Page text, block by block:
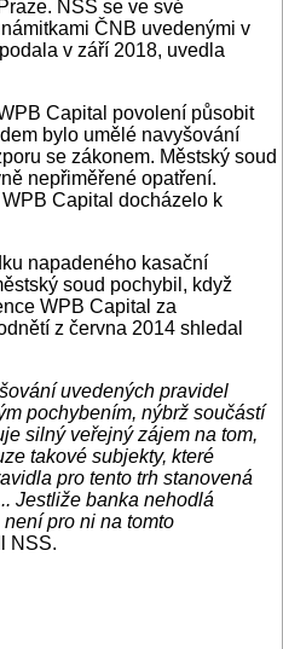
NSS se ve své
ČNB uvedenými v
v září 2018, uvedla
Capital povolení působit
bylo umělé navyšování
se zákonem. Městský soud
nepřiměřené opatření.
Capital docházelo k
napadeného kasační
soud pochybil, když
WPB Capital za
z června 2014 shledal
uvedených pravidel
pochybením, nýbrž součástí
silný veřejný zájem na tom,
takové subjekty, které
pro tento trh stanovená
Jestliže banka nehodlá
pro ni na tomto
NSS.